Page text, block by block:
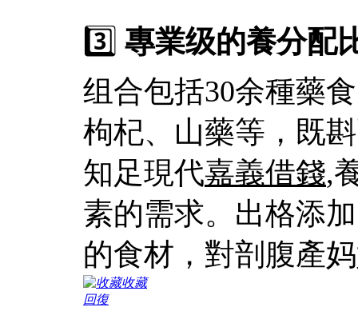
3️⃣ 專業级的養分配
组合包括30余種藥
枸杞、山藥等，既
知足現代嘉義借錢,
素的需求。出格添
的食材，對剖腹產
收藏
回復